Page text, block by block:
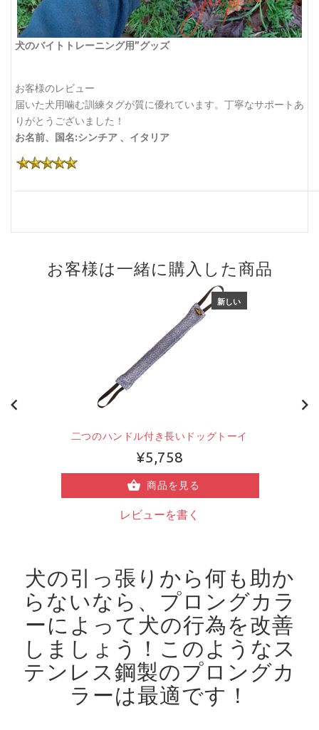
犬のバイトトレーニング用”グッズ
お客様のレビュー
届いた犬用噛む訓練タグが質に優れています。丁寧なサポートあ
りがとうございました！
お名前、国名:シンチア 、イタリア
お客様は一緒に購入した商品
新しい
二つのハンドル付き長いドッグトーイ
¥5,758
商品を見る
レビューを書く
犬の引っ張りから何も助か
らないなら、プロングカラ
ーによって犬の行為を改善
しましょう！ このようなス
テンレス鋼製のプロングカ
ラーは最適です！